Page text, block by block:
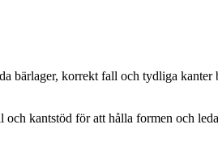
bärlager, korrekt fall och tydliga kanter
kantstöd för att hålla formen och